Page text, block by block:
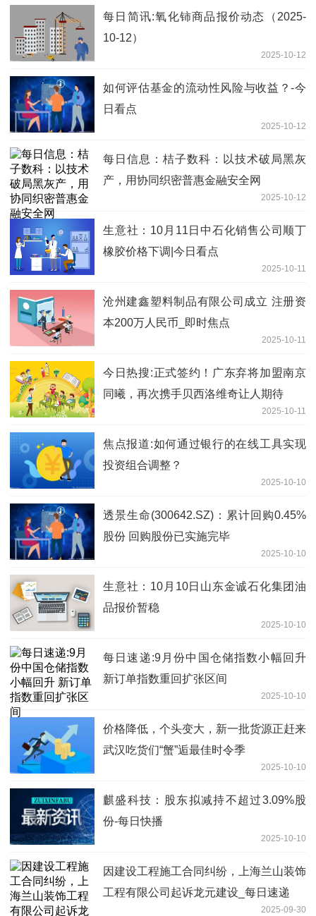
每日简讯:氧化铈商品报价动态（2025-
10-12）
2025-10-12
如何评估基金的流动性风险与收益？-今
日看点
2025-10-12
每日信息：桔子数科：以技术破局黑灰
产，用协同织密普惠金融安全网
2025-10-12
生意社：10月11日中石化销售公司顺丁
橡胶价格下调|今日看点
2025-10-11
沧州建鑫塑料制品有限公司成立 注册资
本200万人民币_即时焦点
2025-10-11
今日热搜:正式签约！广东弃将加盟南京
同曦，再次携手贝西洛维奇让人期待
2025-10-11
焦点报道:如何通过银行的在线工具实现
投资组合调整？
2025-10-10
透景生命(300642.SZ)：累计回购0.45%
股份 回购股份已实施完毕
2025-10-10
生意社：10月10日山东金诚石化集团油
品报价暂稳
2025-10-10
每日速递:9月份中国仓储指数小幅回升
新订单指数重回扩张区间
2025-10-10
价格降低，个头变大，新一批货源正赶来
武汉吃货们“蟹”逅最佳时令季
2025-10-10
麒盛科技：股东拟减持不超过3.09%股
份-每日快播
2025-10-10
因建设工程施工合同纠纷，上海兰山装饰
工程有限公司起诉龙元建设_每日速递
2025-09-30